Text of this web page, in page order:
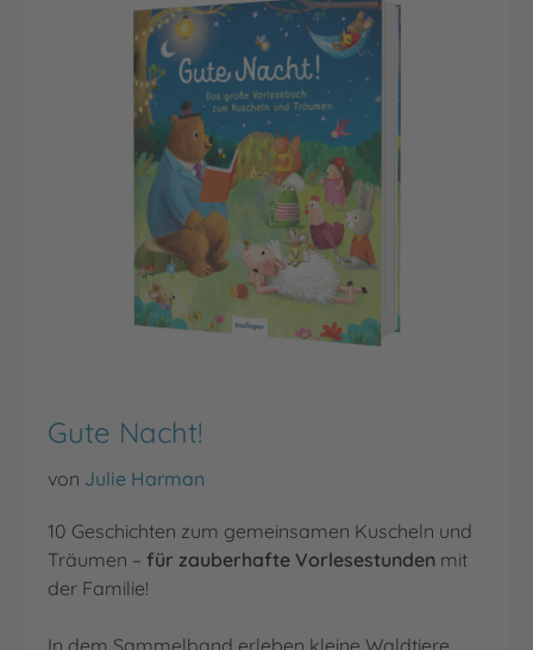
Gute Nacht!
von Julie Harman
10 Geschichten zum gemeinsamen Kuscheln und
Träumen – für zauberhafte Vorlesestunden mit
der Familie!
In dem Sammelband erleben kleine Waldtiere …